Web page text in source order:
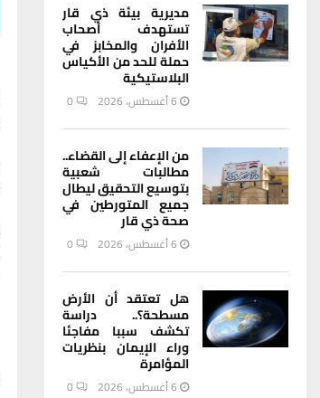
مديرية بيئة ذي قار
تستهدف أصحاب
الأفران والمخابز في
حملة للحد من الأكياس
البلاستيكية
6 أغسطس، 2026 0
من الإعفاء إلى القضاء..
مطالبات شعبية
بتوسيع التحقيق ليطال
جميع المتورطين في
صحة ذي قار
6 أغسطس، 2026 0
هل تعتقد أن الأرض
مسطحة؟.. دراسة
تكشف سببا مفاجئا
وراء الإيمان بنظريات
المؤامرة
6 أغسطس، 2026 0